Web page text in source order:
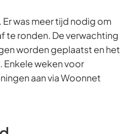
was meer tijd nodig om
te ronden. De verwachting
worden geplaatst en het
weken voor
aan via Woonnet